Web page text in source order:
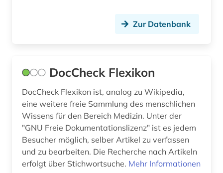
außenwirtschaftsrecht (1)
außerschulische bildung (1)
axel oxenstierna (1)
bachelorarbeit (1)
bad kissingen (1)
Zur Datenbank
DocCheck Flexikon
DocCheck Flexikon ist, analog zu Wikipedia,
eine weitere freie Sammlung des menschlichen
Wissens für den Bereich Medizin. Unter der
"GNU Freie Dokumentationslizenz" ist es jedem
Besucher möglich, selber Artikel zu verfassen
und zu bearbeiten. Die Recherche nach Artikeln
erfolgt über Stichwortsuche. Mehr Informationen